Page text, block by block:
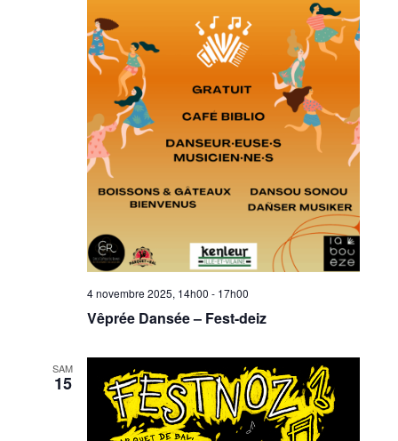
4 novembre 2025, 14h00 - 17h00
Vêprée Dansée – Fest-deiz
SAM
15